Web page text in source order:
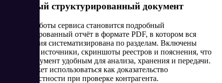
4. Единый структурированный документ
Итогом работы сервиса становится подробный
структурированный отчёт в формате PDF, в котором вся
информация систематизирована по разделам. Включены
ссылки на источники, скриншоты реестров и пояснения, что
делает документ удобным для анализа, хранения и передачи.
Отчёт может использоваться как доказательство
добросовестности при проверке контрагента.